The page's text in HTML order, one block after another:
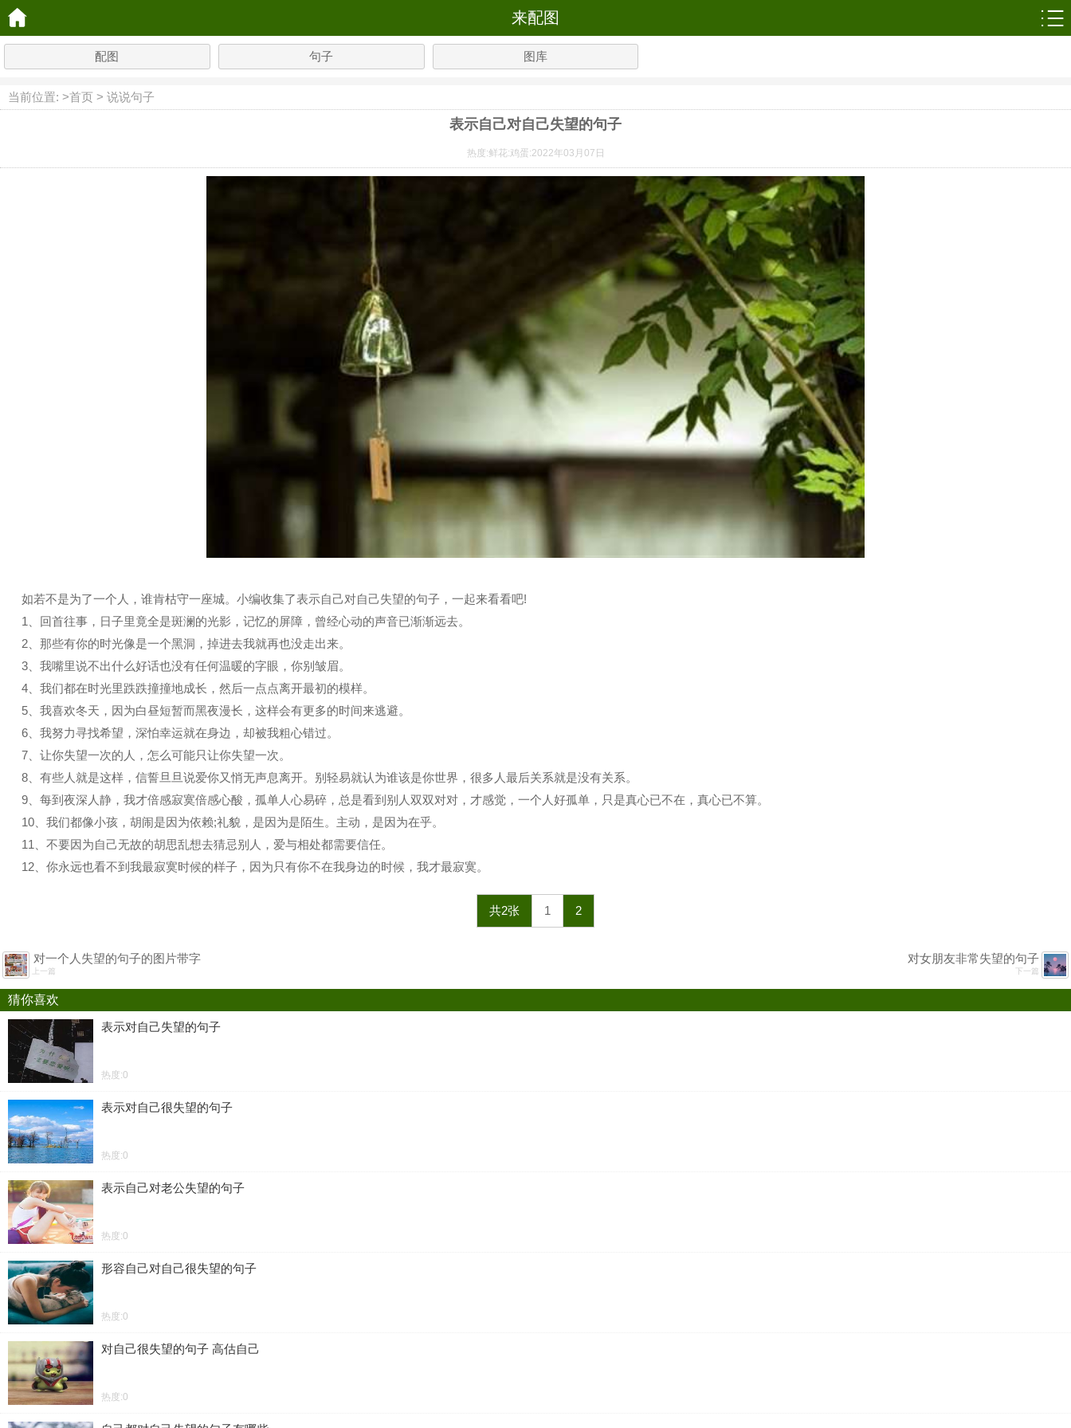
来配图
配图 句子 图库
当前位置: >首页 > 说说句子
表示自己对自己失望的句子
热度:鲜花:鸡蛋:2022年03月07日
如若不是为了一个人，谁肯枯守一座城。小编收集了表示自己对自己失望的句子，一起来看看吧!
1、回首往事，日子里竟全是斑澜的光影，记忆的屏障，曾经心动的声音已渐渐远去。
2、那些有你的时光像是一个黑洞，掉进去我就再也没走出来。
3、我嘴里说不出什么好话也没有任何温暖的字眼，你别皱眉。
4、我们都在时光里跌跌撞撞地成长，然后一点点离开最初的模样。
5、我喜欢冬天，因为白昼短暂而黑夜漫长，这样会有更多的时间来逃避。
6、我努力寻找希望，深怕幸运就在身边，却被我粗心错过。
7、让你失望一次的人，怎么可能只让你失望一次。
8、有些人就是这样，信誓旦旦说爱你又悄无声息离开。别轻易就认为谁该是你世界，很多人最后关系就是没有关系。
9、每到夜深人静，我才倍感寂寞倍感心酸，孤单人心易碎，总是看到别人双双对对，才感觉，一个人好孤单，只是真心已不在，真心已不算。
10、我们都像小孩，胡闹是因为依赖;礼貌，是因为是陌生。主动，是因为在乎。
11、不要因为自己无故的胡思乱想去猜忌别人，爱与相处都需要信任。
12、你永远也看不到我最寂寞时候的样子，因为只有你不在我身边的时候，我才最寂寞。
共2张 1 2
对一个人失望的句子的图片带字
上一篇
对女朋友非常失望的句子
下一篇
猜你喜欢
表示对自己失望的句子
热度:0
表示对自己很失望的句子
热度:0
表示自己对老公失望的句子
热度:0
形容自己对自己很失望的句子
热度:0
对自己很失望的句子 高估自己
热度:0